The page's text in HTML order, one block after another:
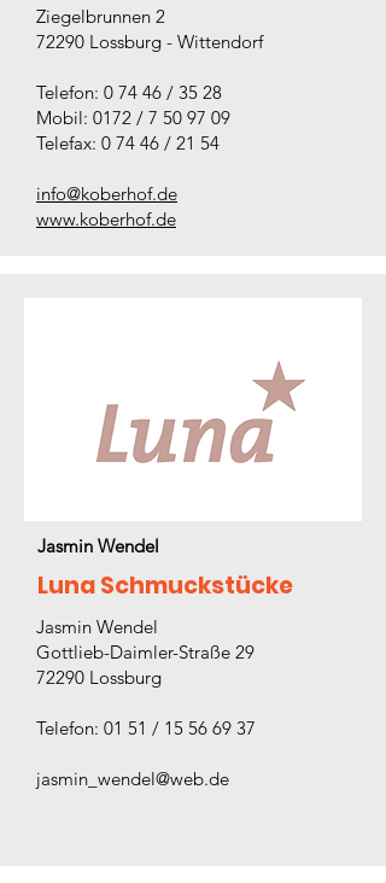
Ziegelbrunnen 2
72290 Lossburg - Wittendorf
Telefon: 0 74 46 / 35 28
Mobil: 0172 / 7 50 97 09
Telefax: 0 74 46 / 21 54
info@koberhof.de
www.koberhof.de
Jasmin Wendel
Luna Schmuckstücke
Jasmin Wendel
Gottlieb-Daimler-Straße 29
72290 Lossburg
Telefon: 01 51 / 15 56 69 37
jasmin_wendel@web.de